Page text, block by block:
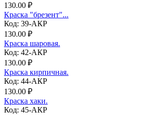
130.00 ₽
Краска "брезент"...
Код: 39-АКР
130.00 ₽
Краска шаровая.
Код: 42-АКР
130.00 ₽
Краска кирпичная.
Код: 44-АКР
130.00 ₽
Краска хаки.
Код: 45-АКР